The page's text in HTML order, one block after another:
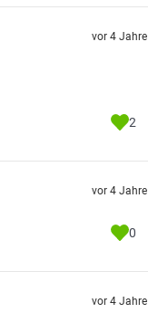
vor 4 Jahre
2
vor 4 Jahre
0
vor 4 Jahre